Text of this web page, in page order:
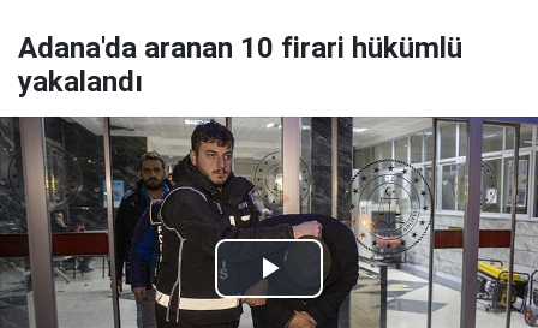
Adana'da aranan 10 firari hükümlü
yakalandı
Play